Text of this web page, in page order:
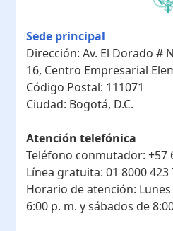
Sede principal
Dirección: Av. El Dorado #
16, Centro Empresarial
Código Postal: 111071
Ciudad: Bogotá, D.C.
Atención telefónica
Teléfono conmutador: +57
Línea gratuita: 01 8000 423
Horario de atención:
6:00 p. m. y sábados de